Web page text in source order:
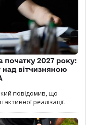
початку 2027 року:
вітчизняною
повідомив, що
реалізації.